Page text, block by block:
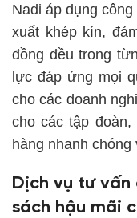
Nadi áp dụng
xuất khép kín,
đồng đều trong
lực đáp ứng mọi
cho các doanh
cho các tập
hàng nhanh chóng
Dịch vụ tư vấn
sách hậu mãi